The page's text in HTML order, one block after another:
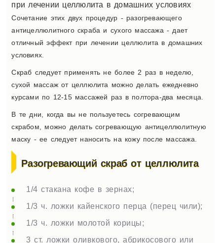
при лечении целлюлита в домашних условиях
Сочетание этих двух процедур - разогревающего
антицеллюлитного скраба и сухого массажа - дает
отличный эффект при лечении целлюлита в домашних
условиях.
Скраб следует применять не более 2 раз в неделю,
сухой массаж от целлюлита можно делать ежедневно
курсами по 12-15 массажей раз в полтора-два месяца.
В те дни, когда вы не пользуетесь согревающим
скрабом, можно делать согревающую антицеллюлитную
маску - ее следует наносить на кожу после массажа.
Разогревающий скраб от целлюлита
1/4 стакана кофе в зернах;
1/3 ч. ложки кайенского перца (перец чили);
1/3 ч. ложки молотой корицы;
3 ст. ложки оливкового, абрикосового или